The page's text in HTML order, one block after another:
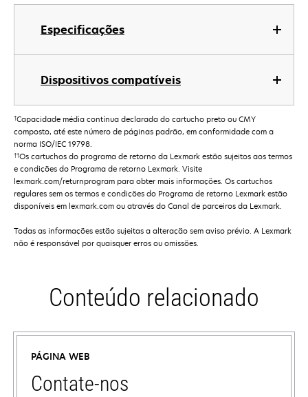
Especificações
Dispositivos compatíveis
†Capacidade média contínua declarada do cartucho preto ou CMY
composto, até este número de páginas padrão, em conformidade com a
norma ISO/IEC 19798.
††Os cartuchos do programa de retorno da Lexmark estão sujeitos aos termos
e condições do Programa de retorno Lexmark. Visite
lexmark.com/returnprogram para obter mais informações. Os cartuchos
regulares sem os termos e condições do Programa de retorno Lexmark estão
disponíveis em lexmark.com ou através do Canal de parceiros da Lexmark.
Todas as informações estão sujeitas a alteração sem aviso prévio. A Lexmark
não é responsável por quaisquer erros ou omissões.
Conteúdo relacionado
PÁGINA WEB
Contate-nos